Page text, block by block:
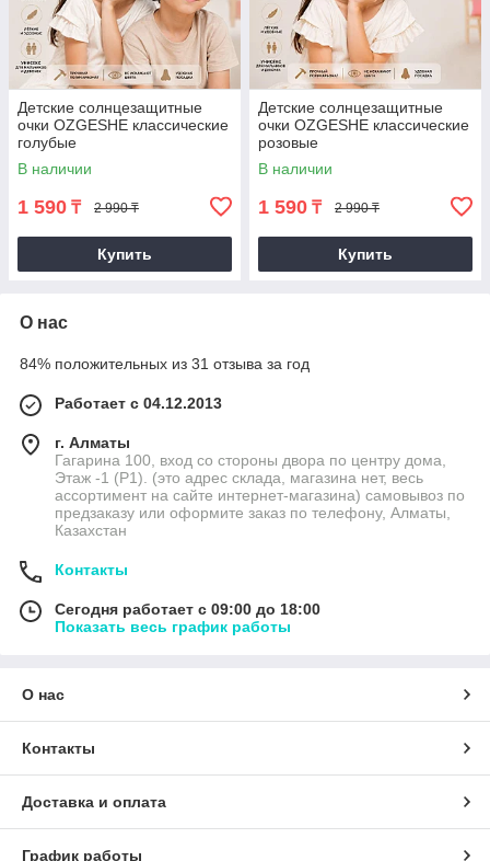
Детские солнцезащитные
очки OZGESHE классические
голубые
В наличии
1 590 ₸ 2 990 ₸
Купить
Детские солнцезащитные
очки OZGESHE классические
розовые
В наличии
1 590 ₸ 2 990 ₸
Купить
О нас
84% положительных из 31 отзыва за год
Работает с 04.12.2013
г. Алматы
Гагарина 100, вход со стороны двора по центру дома,
Этаж -1 (P1). (это адрес склада, магазина нет, весь
ассортимент на сайте интернет-магазина) самовывоз по
предзаказу или оформите заказ по телефону, Алматы,
Казахстан
Контакты
Сегодня работает с 09:00 до 18:00
Показать весь график работы
О нас
Контакты
Доставка и оплата
График работы